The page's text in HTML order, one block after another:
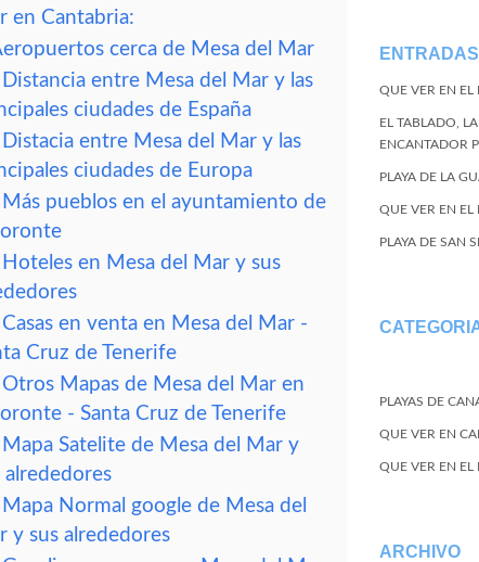
en Cantabria:
cerca de Mesa del Mar
Distancia entre Mesa del Mar y las
ciudades de España
Distacia entre Mesa del Mar y las
ciudades de Europa
Más pueblos en el ayuntamiento de
Hoteles en Mesa del Mar y sus
Casas en venta en Mesa del Mar -
Cruz de Tenerife
Otros Mapas de Mesa del Mar en
- Santa Cruz de Tenerife
Mapa Satelite de Mesa del Mar y
alrededores
Mapa Normal google de Mesa del
y sus alrededores
QUE VER EN EL
EL TABLADO,
ENCANTADOR
PLAYA DE LA
QUE VER EN EL
PLAYA DE SAN
PLAYAS DE
QUE VER EN
QUE VER EN
ARCHIVO